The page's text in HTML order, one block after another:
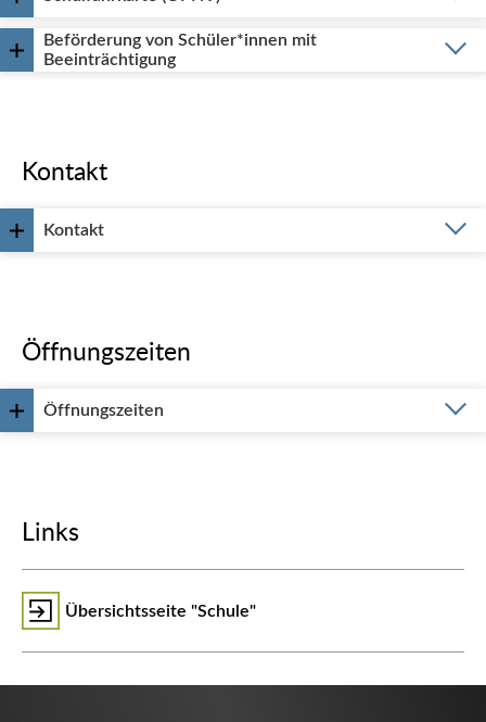
Beförderung von Schüler*innen mit
Beeinträchtigung
Kontakt
Kontakt
Öffnungszeiten
Öffnungszeiten
Links
Übersichtsseite "Schule"